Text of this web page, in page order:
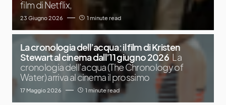
film di Netflix,
23 Giugno 2026 1 minute read
La cronologia dell’acqua: il film di Kristen
Stewart al cinema dall’11 giugno 2026 La
cronologia dell’acqua (The Chronology of
Water) arriva al cinema il prossimo
17 Maggio 2026 1 minute read